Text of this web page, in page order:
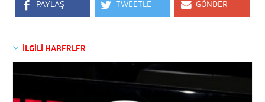
PAYLAŞ TWEETLE GÖNDER
İLGİLİ HABERLER